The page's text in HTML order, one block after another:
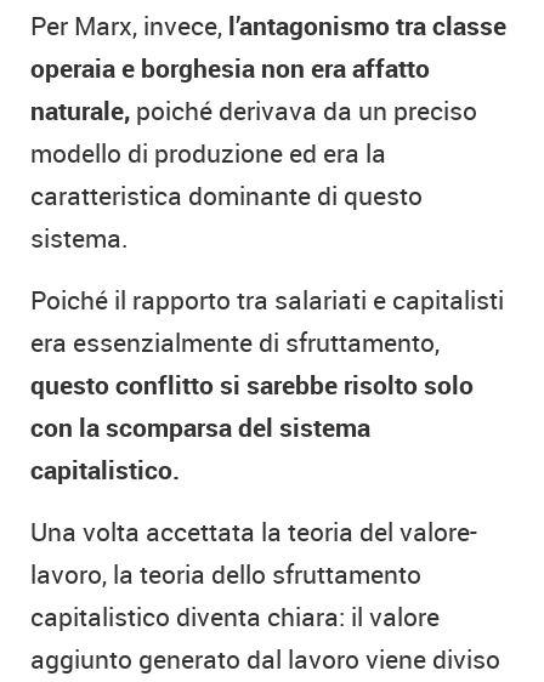
Per Marx, invece, l’antagonismo tra classe
operaia e borghesia non era affatto
naturale, poiché derivava da un preciso
modello di produzione ed era la
caratteristica dominante di questo
sistema.
Poiché il rapporto tra salariati e capitalisti
era essenzialmente di sfruttamento,
questo conflitto si sarebbe risolto solo
con la scomparsa del sistema
capitalistico.
Una volta accettata la teoria del valore-
lavoro, la teoria dello sfruttamento
capitalistico diventa chiara: il valore
aggiunto generato dal lavoro viene diviso